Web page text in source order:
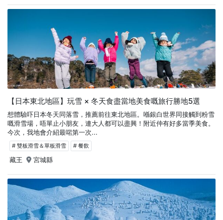
【日本東北地區】玩雪 × 冬天食盡當地美食嘅旅行勝地5選
想體驗吓日本冬天同落雪，推薦前往東北地區。喺銀白世界同接觸到粉雪
嘅滑雪場，唔單止小朋友，連大人都可以盡興！附近仲有好多當季美食。
今次，我地會介紹最啱第一次...
# 雙板滑雪＆單板滑雪 # 餐飲
藏王 宮城縣